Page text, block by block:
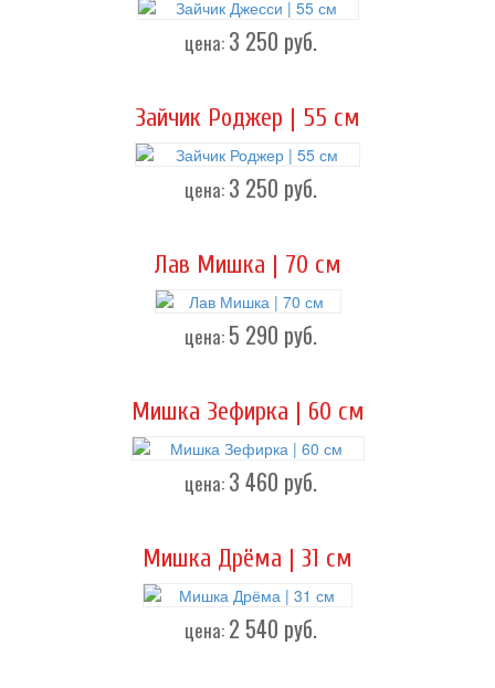
цена: 3 250 руб.
Зайчик Роджер | 55 см
цена: 3 250 руб.
Лав Мишка | 70 см
цена: 5 290 руб.
Мишка Зефирка | 60 см
цена: 3 460 руб.
Мишка Дрёма | 31 см
цена: 2 540 руб.